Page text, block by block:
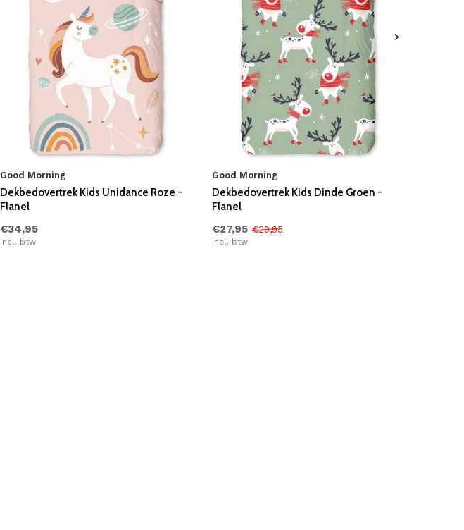
Good Morning
Dekbedovertrek Kids Unidance Roze -
Flanel
€34,95
Incl. btw
Good Morning
Dekbedovertrek Kids Dinde Groen -
Flanel
€27,95 €29,95
Incl. btw